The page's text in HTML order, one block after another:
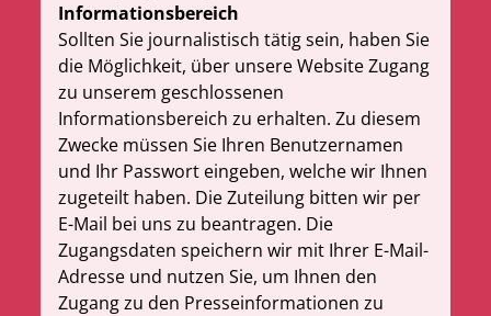
Informationsbereich
Sollten Sie journalistisch tätig sein, haben Sie
die Möglichkeit, über unsere Website Zugang
zu unserem geschlossenen
Informationsbereich zu erhalten. Zu diesem
Zwecke müssen Sie Ihren Benutzernamen
und Ihr Passwort eingeben, welche wir Ihnen
zugeteilt haben. Die Zuteilung bitten wir per
E-Mail bei uns zu beantragen. Die
Zugangsdaten speichern wir mit Ihrer E-Mail-
Adresse und nutzen Sie, um Ihnen den
Zugang zu den Presseinformationen zu